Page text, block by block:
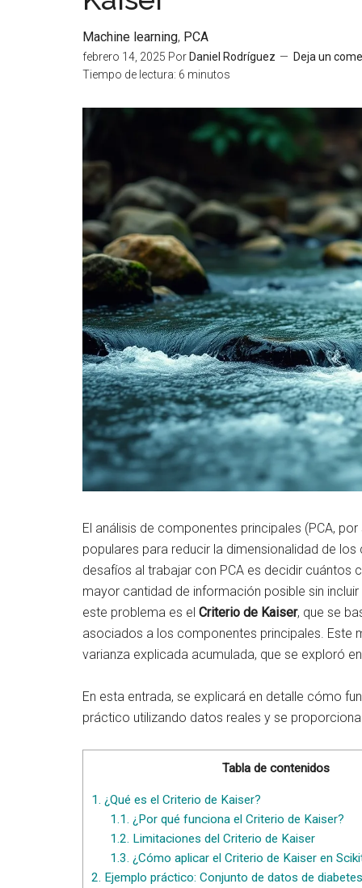
Machine learning, PCA
febrero 14, 2025 Por Daniel Rodríguez
Deja un
Tiempo de lectura: 6 minutos
El análisis de componentes principales (PCA,
populares para reducir la dimensionalidad de
desafíos al trabajar con PCA es decidir
mayor cantidad de información posible sin
este problema es el Criterio de Kaiser, que se
asociados a los componentes principales. Este
varianza explicada acumulada, que se exploró
En esta entrada, se explicará en detalle cómo
práctico utilizando datos reales y se
Tabla de contenidos
1. ¿Qué es el Criterio de Kaiser?
1.1. ¿Por qué funciona el Criterio de Kaiser?
1.2. Limitaciones del Criterio de Kaiser
1.3. ¿Cómo aplicar el Criterio de Kaiser en
2. Ejemplo práctico: Conjunto de datos de diabetes